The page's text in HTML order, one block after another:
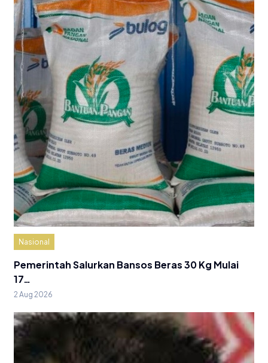
Nasional
Pemerintah Salurkan Bansos Beras 30 Kg Mulai
17…
2 Aug 2026